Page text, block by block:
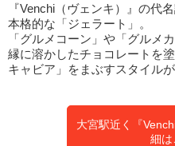
『Venchi（ヴェンキ）』の代
本格的な「ジェラート」。
「グルメコーン」や「グルメ
縁に溶かしたチョコレートを
キャビア」をまぶすスタイルが
大宮駅近く『
細は